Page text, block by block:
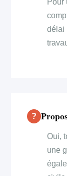
délai
Oui,
une